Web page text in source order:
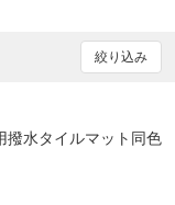
絞り込み
撥水タイルマット同色